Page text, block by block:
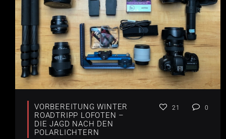
VORBEREITUNG WINTER
ROADTRIPP LOFOTEN –
DIE JAGD NACH DEN
POLARLICHTERN
21 0